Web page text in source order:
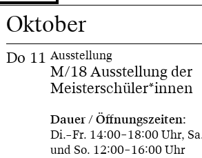
Oktober
Do 11 Ausstellung
M/18 Ausstellung der
Meisterschüler*innen
Dauer / Öffnungszeiten:
Di.–Fr. 14:00–18:00 Uhr,
und So. 12:00–16:00 Uhr